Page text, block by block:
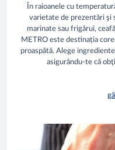
În raioanele cu
varietate de prezentări şi
marinate sau frigărui,
METRO este destinația
proaspătă. Alege
asigurându-te că